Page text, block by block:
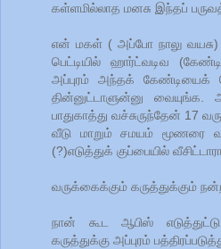
கள்ளமில்லாத மனசு இந்தப்
என் மகள் ( அப்போ நாலு வயசு)
பெட்டியில் ஹார்ட்வடிவ
அப்புரம் அந்தக்
தின்னுட்டாளுன்னு
பாதுகாத்து வச்சுருந்தேன் 17
வீடு மாறும் சமயம் மூணரை
(?)எடுத்துக் குப்பையில்
வருக்கைக்கும் கருத்துக்கும்
நான் கூட ஆபிஸ்
கருத்துக்கு அப்புரம்